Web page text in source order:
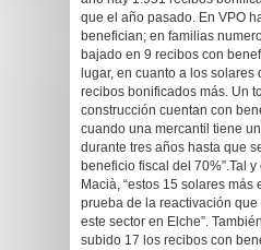
que el año pasado. En VPO
benefician; en familias
bajado en 9 recibos con
lugar, en cuanto a los solares
recibos bonificados más. Un
construcción cuentan con
cuando una mercantil tiene
durante tres años hasta que
beneficio fiscal del 70%”.Tal
Macià, “estos 15 solares
prueba de la reactivación
este sector en Elche”.
subido 17 los recibos con